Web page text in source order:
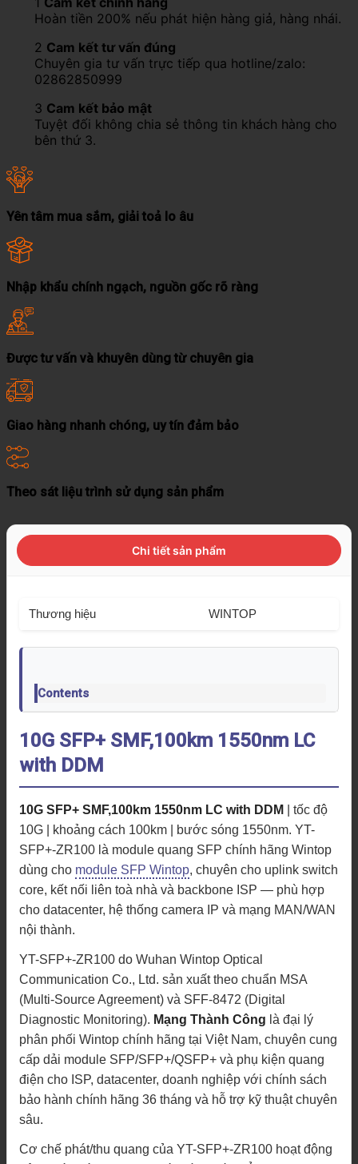
Hoàn tiền 200% nếu phát hiện hàng giả, hàng nhái.
2 Cam kết tư vấn đúng
Chuyên gia tư vấn trực tiếp qua hotline/zalo:
02862850999
3 Cam kết bảo mật
Tuyệt đối không chia sẻ thông tin khách hàng cho
bên thứ 3.
Yên tâm mua sắm, giải toả lo âu
Nhập khẩu chính ngạch, nguồn gốc rõ ràng
Được tư vấn và khuyên dùng từ chuyên gia
Giao hàng nhanh chóng, uy tín đảm bảo
Theo sát liệu trình sử dụng sản phẩm
Chi tiết sản phẩm
Thương hiệu WINTOP
Contents
10G SFP+ SMF,100km 1550nm LC
with DDM
10G SFP+ SMF,100km 1550nm LC with DDM
| tốc độ
10G | khoảng cách 100km | bước sóng 1550nm. YT-
SFP+-ZR100 là module quang SFP chính hãng Wintop
dùng cho module SFP Wintop, chuyên cho uplink switch
core, kết nối liên toà nhà và backbone ISP — phù hợp
cho datacenter, hệ thống camera IP và mạng MAN/WAN
nội thành.
YT-SFP+-ZR100 do Wuhan Wintop Optical
Communication Co., Ltd. sản xuất theo chuẩn MSA
(Multi-Source Agreement) và SFF-8472 (Digital
Diagnostic Monitoring). Mạng Thành Công là đại lý
phân phối Wintop chính hãng tại Việt Nam, chuyên cung
cấp dải module SFP/SFP+/QSFP+ và phụ kiện quang
điện cho ISP, datacenter, doanh nghiệp với chính sách
bảo hành chính hãng 36 tháng và hỗ trợ kỹ thuật chuyên
sâu.
Cơ chế phát/thu quang của YT-SFP+-ZR100 hoạt động